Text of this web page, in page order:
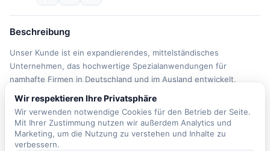
Beschreibung
Unser Kunde ist ein expandierendes, mittelständisches
Unternehmen, das hochwertige Spezialanwendungen für
namhafte Firmen in Deutschland und im Ausland entwickelt,
klassischen Stereo-Mikroskopen bis hin zu automatisierten
digitalen Fluoreszenzmikroskopen im OEM-Bereich und erfreut
sich insbesondere in der Biotechnologie, Medizintechnik,
Augenheilkunde, Wissenschaft und Industrie großer Nachfrage.
Wir respektieren Ihre Privatsphäre
Wir verwenden notwendige Cookies für den Betrieb der Seite.
Mit Ihrer Zustimmung nutzen wir außerdem Analytics und
Marketing, um die Nutzung zu verstehen und Inhalte zu
verbessern.